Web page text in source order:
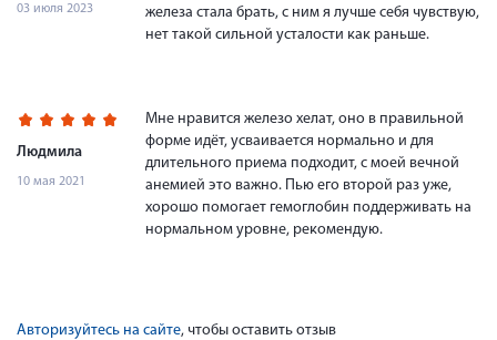
03 июля 2023
железа стала брать, с ним я лучше себя чувствую,
нет такой сильной усталости как раньше.
Людмила
10 мая 2021
Мне нравится железо хелат, оно в правильной
форме идёт, усваивается нормально и для
длительного приема подходит, с моей вечной
анемией это важно. Пью его второй раз уже,
хорошо помогает гемоглобин поддерживать на
нормальном уровне, рекомендую.
Авторизуйтесь на сайте, чтобы оставить отзыв